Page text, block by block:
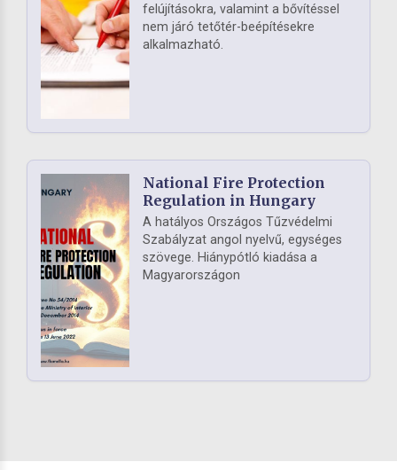
felújításokra, valamint a bővítéssel
nem járó tetőtér-beépítésekre
alkalmazható.
National Fire Protection
Regulation in Hungary
A hatályos Országos Tűzvédelmi
Szabályzat angol nyelvű, egységes
szövege. Hiánypótló kiadása a
Magyarországon